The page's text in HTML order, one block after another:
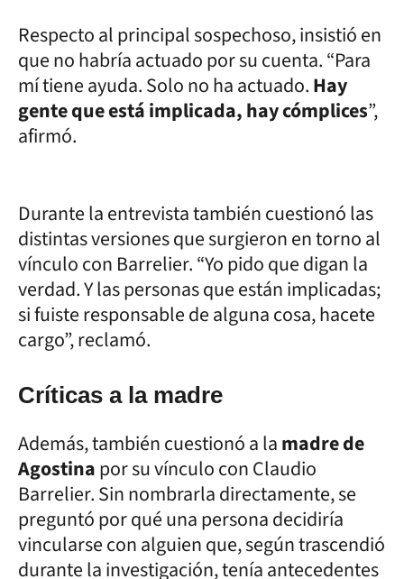
Respecto al principal sospechoso, insistió en
que no habría actuado por su cuenta. “Para
mí tiene ayuda. Solo no ha actuado.Hay
gente que está implicada, hay cómplices”,
afirmó.
Durante la entrevista también cuestionó las
distintas versiones que surgieron en torno al
vínculo con Barrelier. “Yo pido que digan la
verdad. Y las personas que están implicadas;
si fuiste responsable de alguna cosa, hacete
cargo”, reclamó.
Críticas a la madre
Además, también cuestionó a lamadre de
Agostinapor su vínculo con Claudio
Barrelier. Sin nombrarla directamente, se
preguntó por qué una persona decidiría
vincularse con alguien que, según trascendió
durante la investigación, tenía antecedentes